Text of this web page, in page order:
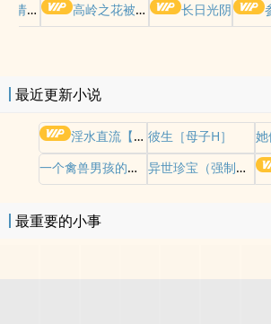
摆好 高岭之花被权贵轮了后 长日光阴
最近更新小说
淫水直流【短篇合集|重口|黄暴|高h|纯肉】 彼生［母子H］
一个禽兽男孩的故事（母子乱伦）
异世珍宝（强制NP）
最重要的小事